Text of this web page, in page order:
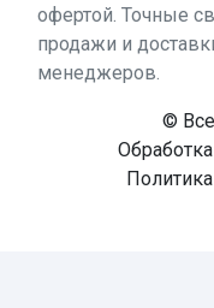
офертой. Точные
продажи и
менеджеров.
©